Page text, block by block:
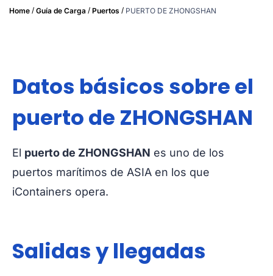
Home / Guía de Carga / Puertos / PUERTO DE ZHONGSHAN
Datos básicos sobre el
puerto de ZHONGSHAN
El puerto de ZHONGSHAN es uno de los
puertos marítimos de ASIA en los que
iContainers opera.
Salidas y llegadas